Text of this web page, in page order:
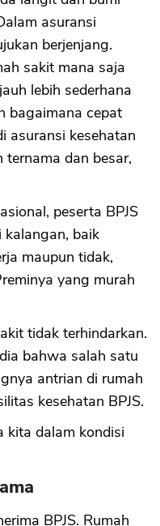
asuransi
berjenjang.
sakit mana saja
lebih sederhana
bagaimana cepat
asuransi kesehatan
dan besar,
peserta BPJS
kalangan, baik
maupun tidak,
yang murah
tidak terhindarkan.
bahwa salah satu
antrian di rumah
kesehatan BPJS.
kita dalam kondisi
BPJS. Rumah